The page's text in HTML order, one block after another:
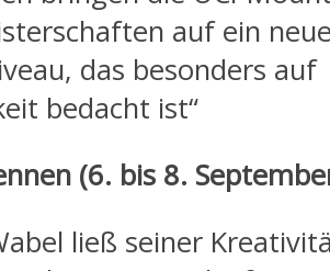
auf ein
das besonders auf
bedacht ist“
(6. bis 8.
ließ seiner